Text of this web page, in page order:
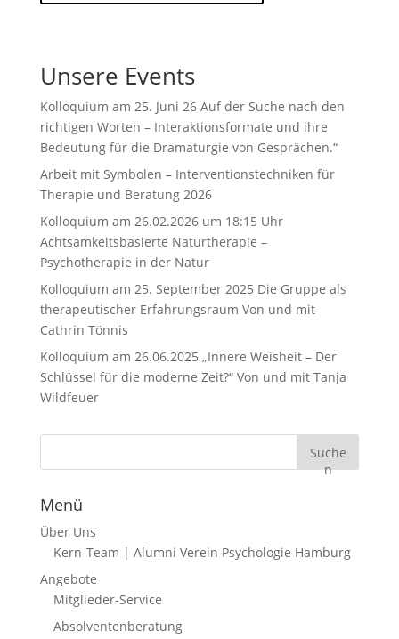
Unsere Events
Kolloquium am 25. Juni 26 Auf der Suche nach den
richtigen Worten – Interaktionsformate und ihre
Bedeutung für die Dramaturgie von Gesprächen.“
Arbeit mit Symbolen – Interventionstechniken für
Therapie und Beratung 2026
Kolloquium am 26.02.2026 um 18:15 Uhr
Achtsamkeitsbasierte Naturtherapie –
Psychotherapie in der Natur
Kolloquium am 25. September 2025 Die Gruppe als
therapeutischer Erfahrungsraum Von und mit
Cathrin Tönnis
Kolloquium am 26.06.2025 „Innere Weisheit – Der
Schlüssel für die moderne Zeit?“ Von und mit Tanja
Wildfeuer
Suche
n
Menü
Über Uns
Kern-Team | Alumni Verein Psychologie Hamburg
Angebote
Mitglieder-Service
Absolventenberatung